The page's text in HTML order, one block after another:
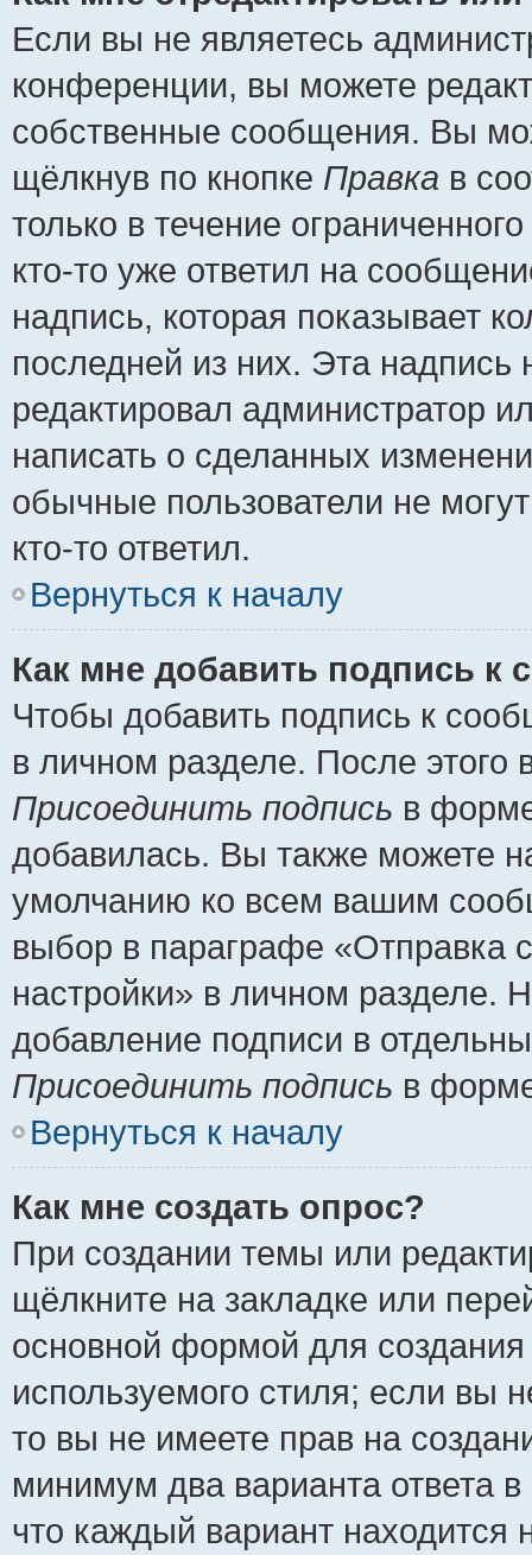
Если вы не являетесь
конференции, вы можете
собственные сообщения. Вы
щёлкнув по кнопке Правка в
только в течение
кто-то уже ответил на
надпись, которая показывает
последней из них. Эта
редактировал администратор
написать о сделанных
обычные пользователи не
кто-то ответил.
Вернуться к началу
Как мне добавить подпись к
Чтобы добавить подпись к
в личном разделе. После
Присоединить подпись в
добавилась. Вы также можете
умолчанию ко всем вашим
выбор в параграфе «Отправка
настройки» в личном разделе.
добавление подписи в
Присоединить подпись в
Вернуться к началу
Как мне создать опрос?
При создании темы или
щёлкните на закладке или
основной формой для
используемого стиля; если вы
то вы не имеете прав на
минимум два варианта ответа
что каждый вариант находится